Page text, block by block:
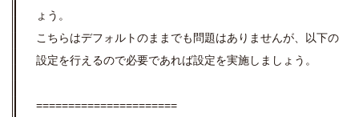
ょう。
こちらはデフォルトのままでも問題はありませんが、以下の
設定を行えるので必要であれば設定を実施しましょう。
======================